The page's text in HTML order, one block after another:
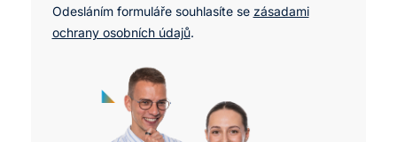
Odesláním formuláře souhlasíte se zásadami
ochrany osobních údajů.